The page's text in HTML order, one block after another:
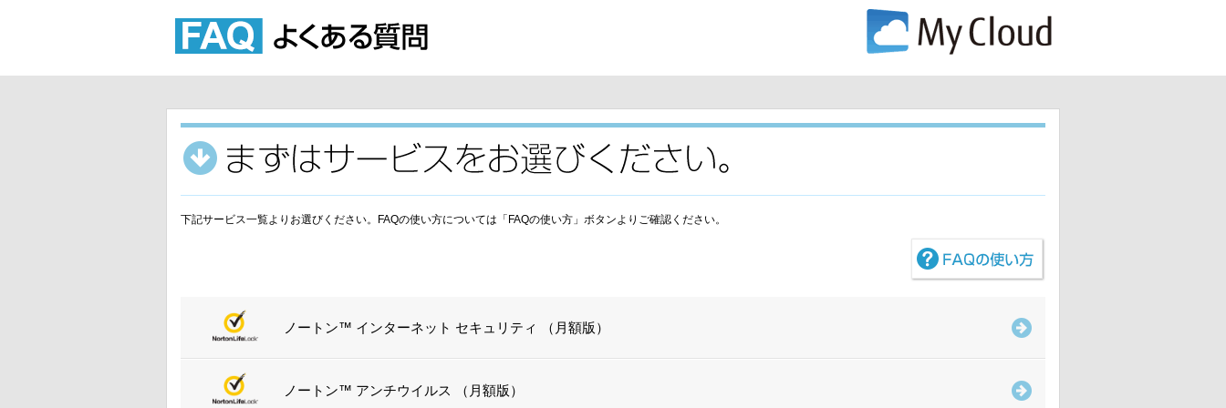
下記サービス一覧よりお選びください。FAQの使い方については「FAQの使い方」ボタンよりご確認ください。
ノートン™ インターネット セキュリティ （月額版）
ノートン™ アンチウイルス （月額版）